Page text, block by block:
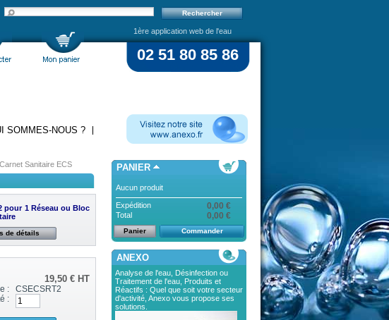
1ère application web de l'eau
02 51 80 85 86
SOMMES-NOUS ?
Sanitaire ECS
pour 1 Réseau ou Bloc
de détails
19,50 €HT
:
CSECSRT2
:
PANIER
Aucun produit
Expédition 0,00 €
Total 0,00 €
Panier Commander
ANEXO
Analyse de l'eau, Désinfection ou
Traitement de l'eau, Produits et
Réactifs : Quel que soit votre secteur
d'activité, Anexo vous propose ses
solutions.